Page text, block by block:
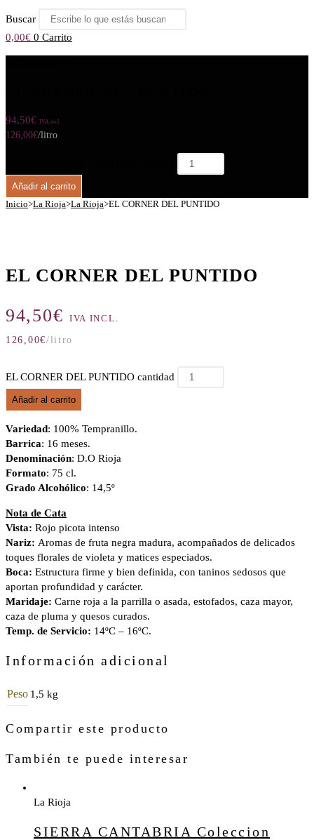
Buscar
0,00€ 0 Carrito
94,50€ IVA incl.
126,00€/litro
Añadir al carrito
Inicio>La Rioja>La Rioja>EL CORNER DEL PUNTIDO
EL CORNER DEL PUNTIDO
94,50€ IVA INCL.
126,00€/litro
EL CORNER DEL PUNTIDO cantidad
Añadir al carrito
Variedad: 100% Tempranillo.
Barrica: 16 meses.
Denominación: D.O Rioja
Formato: 75 cl.
Grado Alcohólico: 14,5º
Nota de Cata
Vista: Rojo picota intenso
Nariz: Aromas de fruta negra madura, acompañados de delicados
toques florales de violeta y matices especiados.
Boca: Estructura firme y bien definida, con taninos sedosos que
aportan profundidad y carácter.
Maridaje: Carne roja a la parrilla o asada, estofados, caza mayor,
caza de pluma y quesos curados.
Temp. de Servicio: 14ºC – 16ºC.
Información adicional
Peso 1,5 kg
Compartir este producto
También te puede interesar
La Rioja
SIERRA CANTABRIA Coleccion